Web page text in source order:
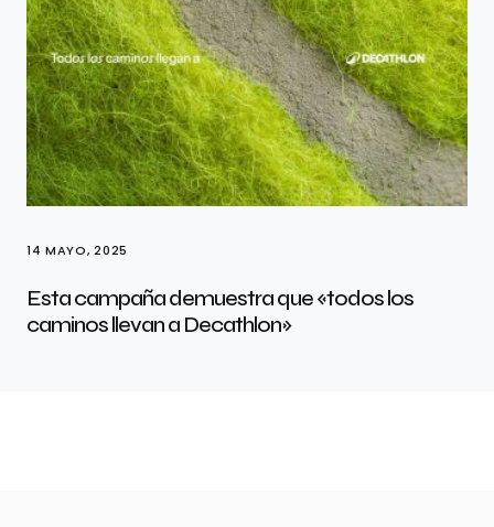
14 MAYO, 2025
Esta campaña demuestra que «todos los
caminos llevan a Decathlon»